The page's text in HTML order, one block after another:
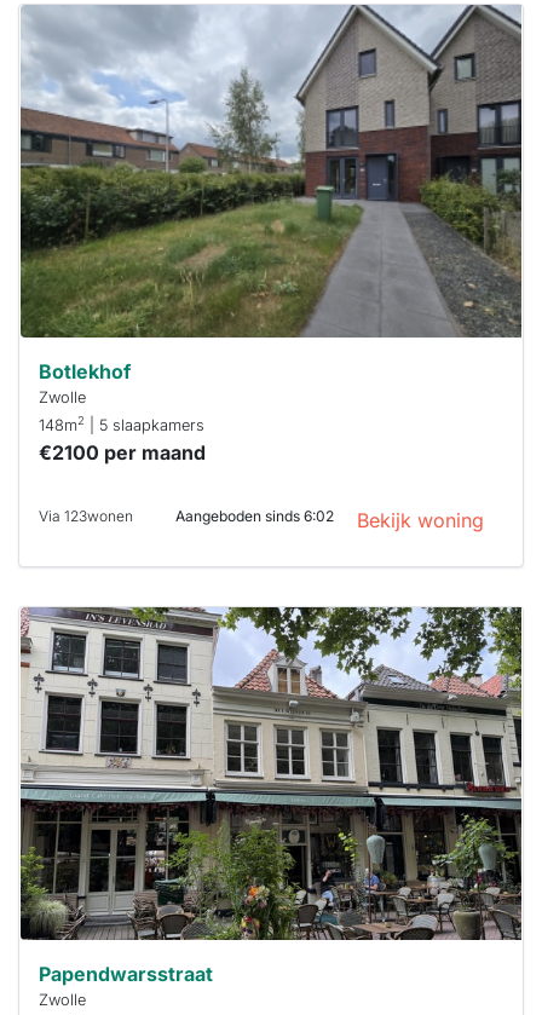
waarschijnlijk
al verhuurd
Om kans te
maken moet je
binnen 15
minuten
reageren.
Stekkies helpt
je hierbij!
Botlekhof
Zwolle
148m2 | 5 slaapkamers
€2100 per maand
Via 123wonen Aangeboden sinds 6:02 Bekijk woning
Deze woning
is
waarschijnlijk
al verhuurd
Om kans te
maken moet je
binnen 15
minuten
reageren.
Stekkies helpt
je hierbij!
Papendwarsstraat
Zwolle